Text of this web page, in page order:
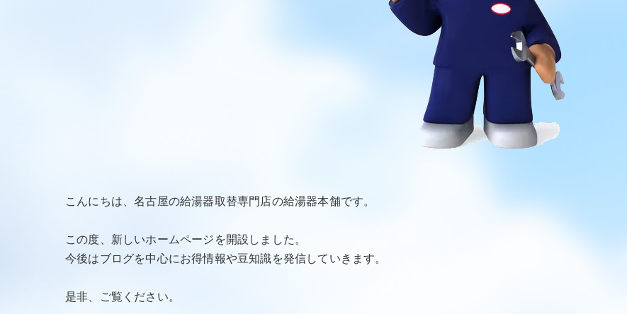
こんにちは、名古屋の給湯器取替専門店の給湯器本舗です。
この度、新しいホームページを開設しました。
今後はブログを中心にお得情報や豆知識を発信していきます。
是非、ご覧ください。